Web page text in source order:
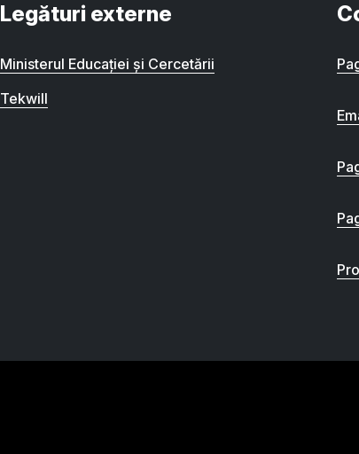
Legături externe
Ministerul Educației și Cercetării
Tekwill